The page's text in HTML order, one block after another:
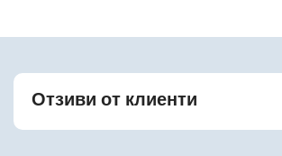
Отзиви от клиенти